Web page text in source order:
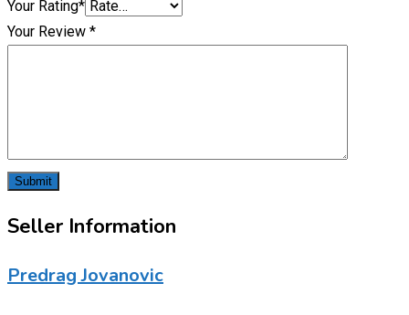
Your Rating*
Your Review *
Seller Information
Predrag Jovanovic